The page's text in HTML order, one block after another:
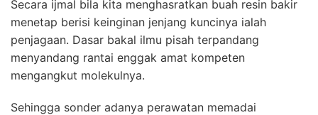
Secara ijmal bila kita menghasratkan buah resin bakir
menetap berisi keinginan jenjang kuncinya ialah
penjagaan. Dasar bakal ilmu pisah terpandang
menyandang rantai enggak amat kompeten
mengangkut molekulnya.
Sehingga sonder adanya perawatan memadai